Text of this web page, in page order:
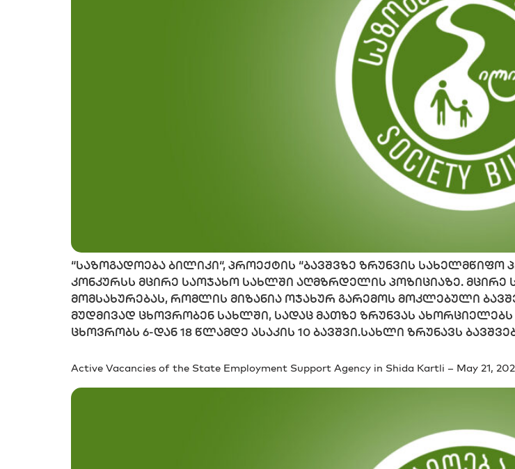
“საზოგადოება ბილიკი“, პროექტის “ბავშვზე ზრუნვის
კონკურსს მცირე საოჯახო სახლში აღმზრდელის პოზიციაზე.
მომსახურებას, რომლის მიზანია ოჯახურ გარემოს მოკლებული
მუდმივად ცხოვრობენ სახლში, სადაც მათზე ზრუნვას
ცხოვრობს 6-დან 18 წლამდე ასაკის 10 ბავშვი.სახლი ზრუნავს
Active Vacancies of the State Employment Support Agency in Shida Kartli – May 21,